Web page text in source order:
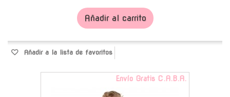
Añadir al carrito
Añadir a la lista de favoritos
Envío Gratis C.A.B.A.